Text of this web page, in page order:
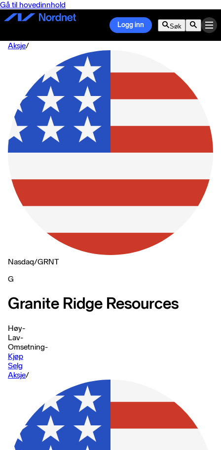
Gå til hovedinnhold
Logg inn Søk
Aksje/
Nasdaq/GRNT
G
Granite Ridge Resources
Høy-
Lav-
Omsetning-
Kjøp
Selg
Aksje/